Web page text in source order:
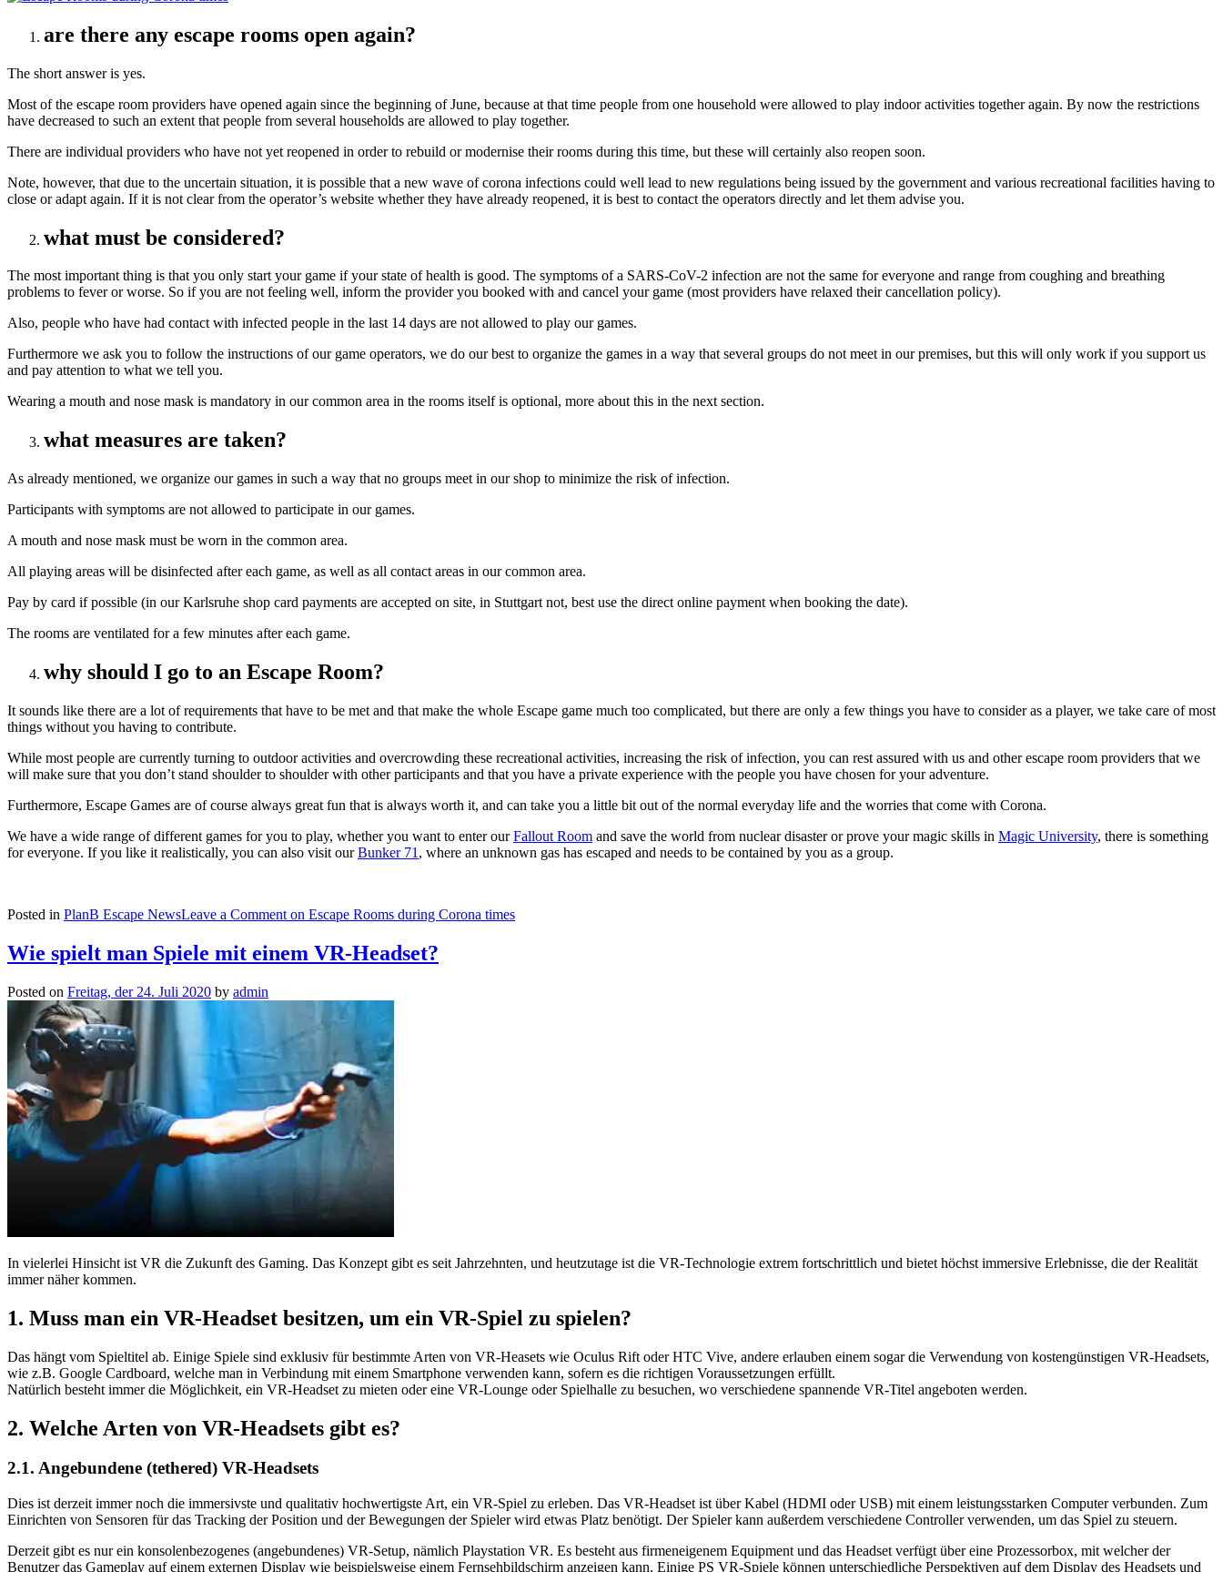
are there any escape rooms open again?
The short answer is yes.
Most of the escape room providers have opened again since the beginning of June, because at that time people from one household were allowed to play indoor activities together again. By now the restrictions
have decreased to such an extent that people from several households are allowed to play together.
There are individual providers who have not yet reopened in order to rebuild or modernise their rooms during this time, but these will certainly also reopen soon.
Note, however, that due to the uncertain situation, it is possible that a new wave of corona infections could well lead to new regulations being issued by the government and various recreational facilities having to
close or adapt again. If it is not clear from the operator’s website whether they have already reopened, it is best to contact the operators directly and let them advise you.
what must be considered?
The most important thing is that you only start your game if your state of health is good. The symptoms of a SARS-CoV-2 infection are not the same for everyone and range from coughing and breathing
problems to fever or worse. So if you are not feeling well, inform the provider you booked with and cancel your game (most providers have relaxed their cancellation policy).
Also, people who have had contact with infected people in the last 14 days are not allowed to play our games.
Furthermore we ask you to follow the instructions of our game operators, we do our best to organize the games in a way that several groups do not meet in our premises, but this will only work if you support us
and pay attention to what we tell you.
Wearing a mouth and nose mask is mandatory in our common area in the rooms itself is optional, more about this in the next section.
what measures are taken?
As already mentioned, we organize our games in such a way that no groups meet in our shop to minimize the risk of infection.
Participants with symptoms are not allowed to participate in our games.
A mouth and nose mask must be worn in the common area.
All playing areas will be disinfected after each game, as well as all contact areas in our common area.
Pay by card if possible (in our Karlsruhe shop card payments are accepted on site, in Stuttgart not, best use the direct online payment when booking the date).
The rooms are ventilated for a few minutes after each game.
why should I go to an Escape Room?
It sounds like there are a lot of requirements that have to be met and that make the whole Escape game much too complicated, but there are only a few things you have to consider as a player, we take care of most
things without you having to contribute.
While most people are currently turning to outdoor activities and overcrowding these recreational activities, increasing the risk of infection, you can rest assured with us and other escape room providers that we
will make sure that you don’t stand shoulder to shoulder with other participants and that you have a private experience with the people you have chosen for your adventure.
Furthermore, Escape Games are of course always great fun that is always worth it, and can take you a little bit out of the normal everyday life and the worries that come with Corona.
We have a wide range of different games for you to play, whether you want to enter ourFallout Room and save the world from nuclear disaster or prove your magic skills in Magic University, there is something
for everyone. If you like it realistically, you can also visit ourBunker 71 , where an unknown gas has escaped and needs to be contained by you as a group.
Posted in PlanB Escape NewsLeave a Comment on Escape Rooms during Corona times
Wie spielt man Spiele mit einem VR-Headset?
Posted on Freitag, der 24. Juli 2020 by admin
In vielerlei Hinsicht ist VR die Zukunft des Gaming. Das Konzept gibt es seit Jahrzehnten, und heutzutage ist die VR-Technologie extrem fortschrittlich und bietet höchst immersive Erlebnisse, die der Realität
immer näher kommen.
1. Muss man ein VR-Headset besitzen, um ein VR-Spiel zu spielen?
Das hängt vom Spieltitel ab. Einige Spiele sind exklusiv für bestimmte Arten von VR-Heasets wie Oculus Rift oder HTC Vive, andere erlauben einem sogar die Verwendung von kostengünstigen VR-Headsets,
wie z.B. Google Cardboard, welche man in Verbindung mit einem Smartphone verwenden kann, sofern es die richtigen Voraussetzungen erfüllt.
Natürlich besteht immer die Möglichkeit, ein VR-Headset zu mieten oder eine VR-Lounge oder Spielhalle zu besuchen, wo verschiedene spannende VR-Titel angeboten werden.
2. Welche Arten von VR-Headsets gibt es?
2.1. Angebundene (tethered) VR-Headsets
Dies ist derzeit immer noch die immersivste und qualitativ hochwertigste Art, ein VR-Spiel zu erleben. Das VR-Headset ist über Kabel (HDMI oder USB) mit einem leistungsstarken Computer verbunden. Zum
Einrichten von Sensoren für das Tracking der Position und der Bewegungen der Spieler wird etwas Platz benötigt. Der Spieler kann außerdem verschiedene Controller verwenden, um das Spiel zu steuern.
Derzeit gibt es nur ein konsolenbezogenes (angebundenes) VR-Setup, nämlich Playstation VR. Es besteht aus firmeneigenem Equipment und das Headset verfügt über eine Prozessorbox, mit welcher der
Benutzer das Gameplay auf einem externen Display wie beispielsweise einem Fernsehbildschirm anzeigen kann. Einige PS VR-Spiele können unterschiedliche Perspektiven auf dem Display des Headsets und